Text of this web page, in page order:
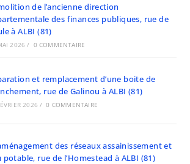
de l’ancienne direction
des finances publiques, rue de
à ALBI (81)
2026 / 0 COMMENTAIRE
et remplacement d’une boite de
rue de Galinou à ALBI (81)
2026 / 0 COMMENTAIRE
des réseaux assainissement et
potable, rue de l’Homestead à ALBI (81)